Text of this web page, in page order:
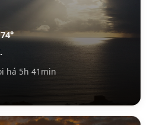
.
há 5h 41min